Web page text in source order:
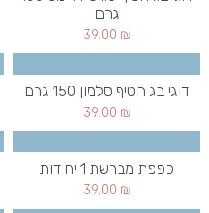
גרם
39.00 ₪
דוגי בג חטיף סלמון 150 גרם
39.00 ₪
כפפת מברשת 1 יחידות
39.00 ₪